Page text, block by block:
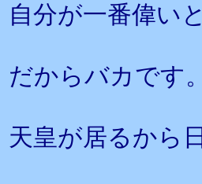
自分が一番偉い
だからバカです。
天皇が居るから